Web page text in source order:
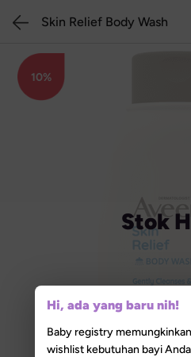
Stok
10%
Skin Relief Body Wash
Hi, ada yang baru nih!
Baby registry
wishlist kebutuhan bayi